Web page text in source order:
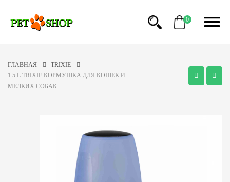
0
ГЛАВНАЯ
TRIXIE
1.5 L TRIXIE КОРМУШКА ДЛЯ КОШЕК И
МЕЛКИХ СОБАК